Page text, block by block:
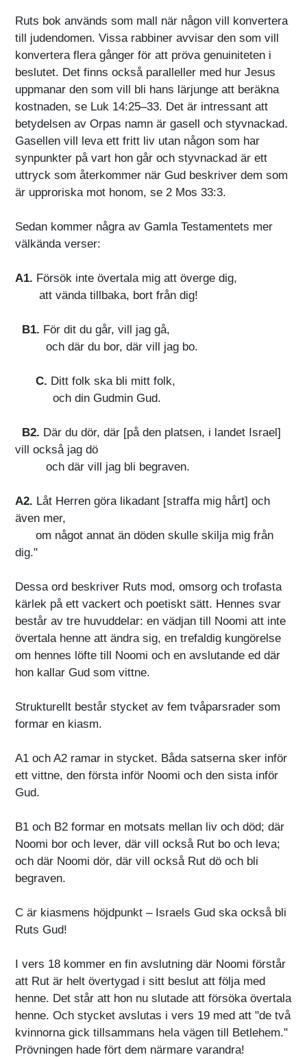
Ruts bok används som mall när någon vill konvertera
till judendomen. Vissa rabbiner avvisar den som vill
konvertera flera gånger för att pröva genuiniteten i
beslutet. Det finns också paralleller med hur Jesus
uppmanar den som vill bli hans lärjunge att beräkna
kostnaden, se Luk 14:25–33. Det är intressant att
betydelsen av Orpas namn är gasell och styvnackad.
Gasellen vill leva ett fritt liv utan någon som har
synpunkter på vart hon går och styvnackad är ett
uttryck som återkommer när Gud beskriver dem som
är upproriska mot honom, se 2 Mos 33:3.
Sedan kommer några av Gamla Testamentets mer
välkända verser:
A1. Försök inte övertala mig att överge dig,
att vända tillbaka, bort från dig!
B1. För dit du går, vill jag gå,
och där du bor, där vill jag bo.
C. Ditt folk ska bli mitt folk,
och din Gudmin Gud.
B2. Där du dör, där [på den platsen, i landet Israel]
vill också jag dö
och där vill jag bli begraven.
A2. Låt Herren göra likadant [straffa mig hårt] och
även mer,
om något annat än döden skulle skilja mig från
dig."
Dessa ord beskriver Ruts mod, omsorg och trofasta
kärlek på ett vackert och poetiskt sätt. Hennes svar
består av tre huvuddelar: en vädjan till Noomi att inte
övertala henne att ändra sig, en trefaldig kungörelse
om hennes löfte till Noomi och en avslutande ed där
hon kallar Gud som vittne.
Strukturellt består stycket av fem tvåparsrader som
formar en kiasm.
A1 och A2 ramar in stycket. Båda satserna sker inför
ett vittne, den första inför Noomi och den sista inför
Gud.
B1 och B2 formar en motsats mellan liv och död; där
Noomi bor och lever, där vill också Rut bo och leva;
och där Noomi dör, där vill också Rut dö och bli
begraven.
C är kiasmens höjdpunkt – Israels Gud ska också bli
Ruts Gud!
I vers 18 kommer en fin avslutning där Noomi förstår
att Rut är helt övertygad i sitt beslut att följa med
henne. Det står att hon nu slutade att försöka övertala
henne. Och stycket avslutas i vers 19 med att "de två
kvinnorna gick tillsammans hela vägen till Betlehem."
Prövningen hade fört dem närmare varandra!